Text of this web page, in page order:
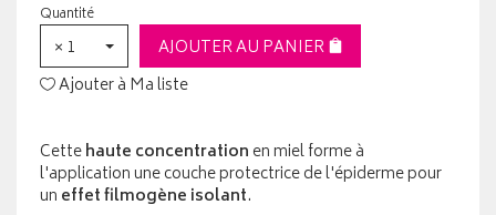
Quantité
× 1
AJOUTER AU PANIER
Ajouter à Ma liste
Cettehaute concentration en miel forme à
l'application une couche protectrice de l'épiderme pour
un effet filmogène isolant.